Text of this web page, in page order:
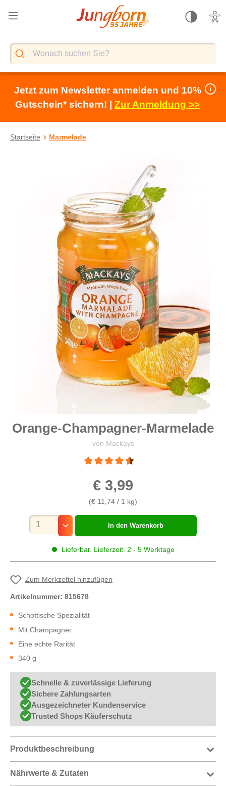
springen
Jetzt zum Newsletter anmelden und 10%
Gutschein* sichern! | Zur Anmeldung >>
Startseite Marmelade
Orange-Champagner-Marmelade
von Mackays
€ 3,99
(€ 11,74 / 1 kg)
Lieferbar. Lieferzeit: 2 - 5 Werktage
Mengenauswahl
In den Warenkorb
Zum Merkzettel hinzufügen
Artikelnummer: 815678
Schottische Spezialität
Mit Champagner
Eine echte Rarität
340 g
Schnelle & zuverlässige Lieferung
Sichere Zahlungsarten
Ausgezeichneter Kundenservice
Trusted Shops Käuferschutz
Produktbeschreibung
Nährwerte & Zutaten